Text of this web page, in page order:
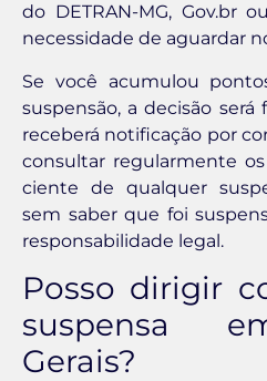
do DETRAN-MG, Gov.br
necessidade de aguardar
Se você acumulou
suspensão, a decisão será
receberá notificação por
consultar regularmente
ciente de qualquer
sem saber que foi
responsabilidade legal.
Posso dirigir
suspensa
Gerais?